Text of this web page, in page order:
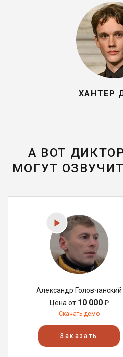
ХАНТЕР
А ВОТ
МОГУТ
Александр Головчанский
Цена от 10 000₽
Скачать демо
Заказать